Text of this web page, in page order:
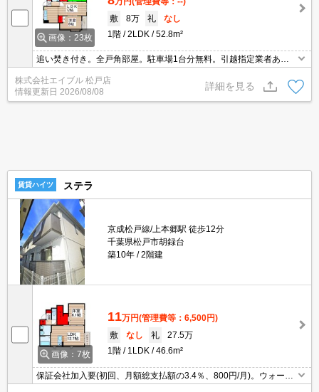
画像：23枚
敷
8万 礼
なし
1階
2LDK 52.8m²
追い焚き付き。全戸角部屋。駐車場1台分無料。引越指定業者あ
り。仲介手数料家賃の0.55ヵ月分。経済的な都市ガス使用。保証人
不要。インターネット無料。
株式会社エイブル 松戸店
情報更新日 2026/08/08
詳細を見る
賃貸ハイツ ステラ
京成松戸線/上本郷駅 徒歩12分
千葉県松戸市胡録台
築10年
2階建
画像：7枚
11万円(管理費等：6,500円)
敷
なし 礼
27.5万
1階
1LDK 46.6m²
保証会社加入要(初回、月額総支払額の3.4％、800円/月)。ウォーク
インクローゼット付き。インターネット無料。セコムホームセキュ